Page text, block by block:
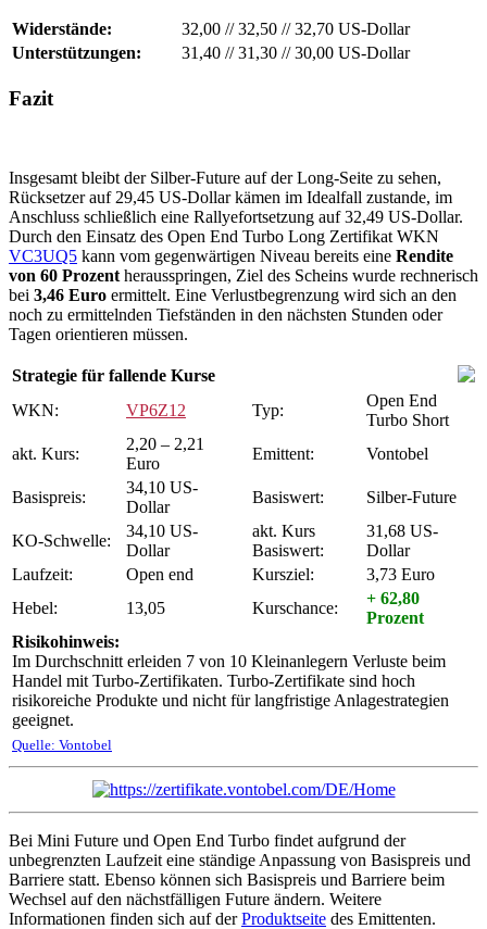
Widerstände: 32,00 //32,50 //32,70 US-Dollar
Unterstützungen:
31,40 //31,30 //30,00 US-Dollar
Fazit
Insgesamt bleibt der Silber-Future auf der Long-Seite zu sehen,
Rücksetzer auf 29,45 US-Dollar kämen im Idealfall zustande, im
Anschluss schließlich eine Rallyefortsetzung auf 32,49 US-Dollar.
Durch den Einsatz des Open End Turbo Long Zertifikat WKN
VC3UQ5 kann vom gegenwärtigen Niveau bereits eine Rendite
von 60 Prozent herausspringen, Ziel des Scheins wurde rechnerisch
bei 3,46 Euro ermittelt. Eine Verlustbegrenzung wird sich an den
noch zu ermittelnden Tiefständen in den nächsten Stunden oder
Tagen orientieren müssen.
Strategie für fallende Kurse
WKN:
VP6Z12 Typ:
Open End
Turbo Short
akt. Kurs:
2,20 – 2,21
Euro
Emittent: Vontobel
Basispreis:
34,10 US-
Dollar
Basiswert: Silber-Future
KO-Schwelle:
34,10 US-
Dollar
akt. Kurs
Basiswert:
31,68 US-
Dollar
Laufzeit:
Open end Kursziel:
3,73 Euro
Hebel:
13,05 Kurschance:
+ 62,80
Prozent
Risikohinweis:
Im Durchschnitt erleiden 7 von 10 Kleinanlegern Verluste beim
Handel mit Turbo-Zertifikaten. Turbo-Zertifikate sind hoch
risikoreiche Produkte und nicht für langfristige Anlagestrategien
geeignet.
Quelle: Vontobel
Bei Mini Future und Open End Turbo findet aufgrund der
unbegrenzten Laufzeit eine ständige Anpassung von Basispreis und
Barriere statt. Ebenso können sich Basispreis und Barriere beim
Wechsel auf den nächstfälligen Future ändern. Weitere
Informationen finden sich auf derProduktseite des Emittenten.